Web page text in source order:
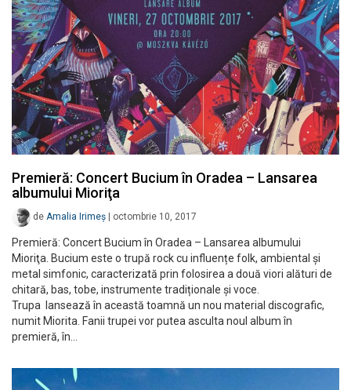
Premieră: Concert Bucium în Oradea – Lansarea
albumului Mioriţa
de Amalia Irimeș octombrie 10, 2017
Premieră: Concert Bucium în Oradea – Lansarea albumului
Mioriţa. Bucium este o trupă rock cu influențe folk, ambiental și
metal simfonic, caracterizată prin folosirea a două viori alături de
chitară, bas, tobe, instrumente tradiționale și voce.
Trupa lansează în această toamnă un nou material discografic,
numit Miorita. Fanii trupei vor putea asculta noul album în
premieră, în…